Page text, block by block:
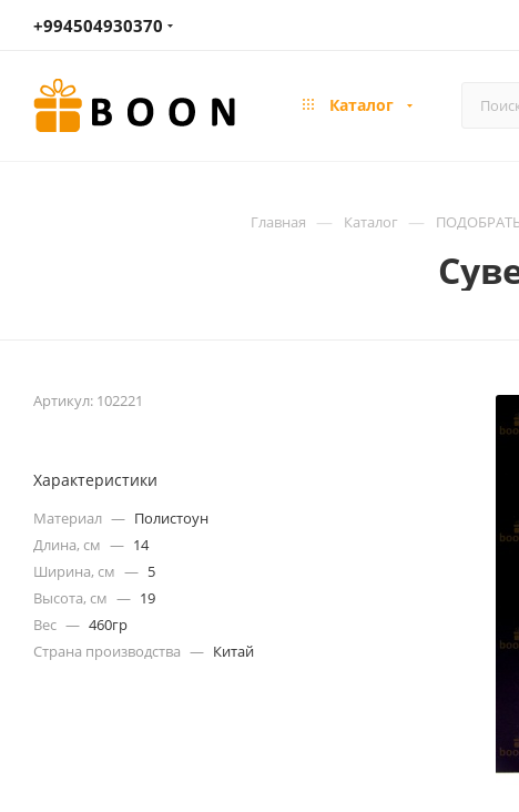
+994504930370
Каталог
Главная — Каталог —
Артикул: 102221
Характеристики
Материал — Полистоун
Длина, см — 14
Ширина, см — 5
Высота, см — 19
Вес — 460гр
Страна производства — Китай